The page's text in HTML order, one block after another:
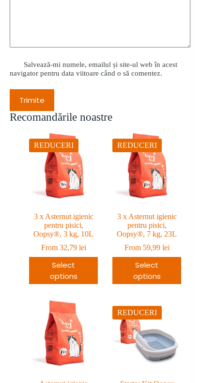
Salvează-mi numele, emailul și site-ul web în acest
navigator pentru data viitoare când o să comentez.
Trimite
Recomandările noastre
REDUCERI
3 x Asternut igienic
pentru pisici,
Oopsy®, 3 kg, 10L
From 32,79 lei
Select
options
REDUCERI
3 x Asternut igienic
pentru pisici,
Oopsy®, 7 kg, 23L
From 59,99 lei
Select
options
REDUCERI